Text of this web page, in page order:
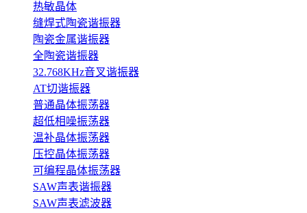
热敏晶体
缝焊式陶瓷谐振器
陶瓷金属谐振器
全陶瓷谐振器
32.768KHz音叉谐振器
AT切谐振器
普通晶体振荡器
超低相噪振荡器
温补晶体振荡器
压控晶体振荡器
可编程晶体振荡器
SAW声表谐振器
SAW声表滤波器